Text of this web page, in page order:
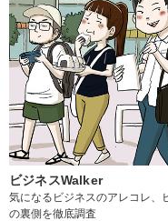
ビジネスWalker
気になるビジネスのアレコレ、
の裏側を徹底調査